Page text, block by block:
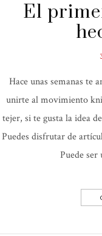
El
Hace unas semanas te
unirte al movimiento
tejer, si te gusta la idea
Puedes disfrutar de
Puede